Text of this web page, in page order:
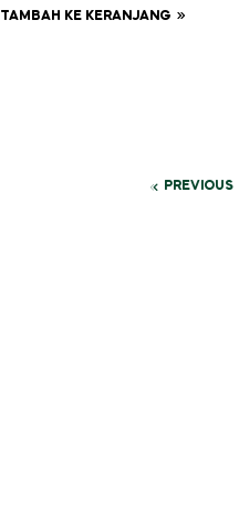
TAMBAH KE KERANJANG
PREVIOUS